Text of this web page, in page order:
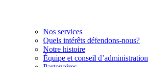
Nos services
Quels intérêts défendons-nous?
Notre histoire
Équipe et conseil d’administration